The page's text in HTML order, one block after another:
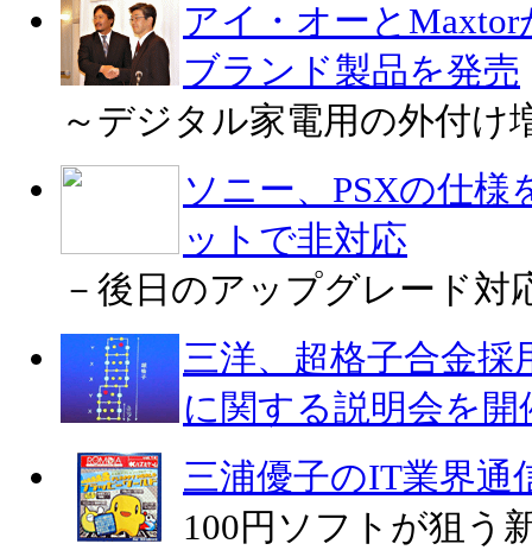
アイ・オーと
ブランド製品を発売
～デジタル家電用の外付け
ソニー、PSXの仕様
ットで非対応
－後日のアップグレード対
三洋、超格子合金
に関する説明会を開
三浦優子のIT業界通
100円ソフトが狙う